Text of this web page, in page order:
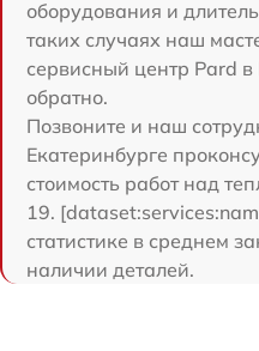
оборудования и
таких случаях наш
сервисный центр Pard
обратно.
Позвоните и наш
Екатеринбурге
стоимость работ над
19.
статистике в среднем
наличии деталей.